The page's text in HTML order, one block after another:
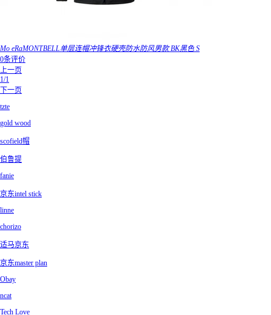
Mo eRaMONTBELL单层连帽冲锋衣硬壳防水防风男款 BK黑色 S
0条评价
上一页
1/1
下一页
tzte
gold wood
scofield帽
伯鲁提
fanie
京东intel stick
linne
chorizo
适马京东
京东master plan
Obay
ncat
Tech Love